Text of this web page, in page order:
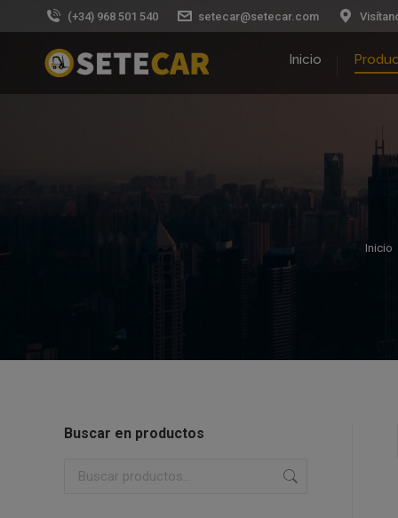
(+34) 968 501 540 setecar@setecar.com
Inicio
Inicio
Buscar en productos